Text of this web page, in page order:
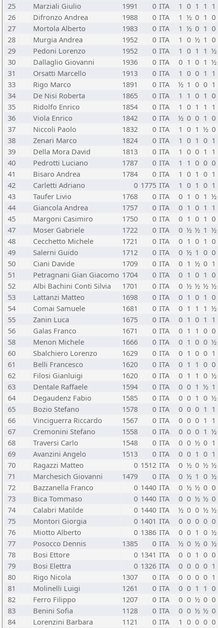
25
Marziali Giulio 1991 0 ITA 1 0 1 1 1
26
Difronzo Andrea 1988 0 ITA 1 ½ 0 1 0
27
Mortola Alberto 1983 0 ITA 1 ½ 0 1 0
28
Murgia Andrea 1952 0 ITA 1 0 ½ 1 0
29
Pedoni Lorenzo 1952 0 ITA 1 0 1 1 ½
30
Dallaglio Giovanni 1936 0 ITA 0 1 0 1 ½
31
Orsatti Marcello 1913 0 ITA 1 0 0 1 1
33
Rigo Marco 1891 0 ITA ½ 1 0 0 1
34
De Nisi Roberta 1865 0 ITA 1 1 0 1 0
35
Ridolfo Enrico 1854 0 ITA 1 0 1 1 1
36
Viola Enrico 1842 0 ITA ½ 0 0 1 0
37
Niccoli Paolo 1832 0 ITA 1 0 1 ½ 0
38
Zenari Marco 1824 0 ITA 1 0 1 0 1
39
Della Mora David 1813 0 ITA 1 0 0 1 1
40
Pedrotti Luciano 1787 0 ITA 1 1 0 0 0
41
Bisaro Andrea 1784 0 ITA 1 0 1 0 1
42
Carletti Adriano 0 1775 ITA 1 0 1 0 1
43
Taufer Livio 1768 0 ITA 0 1 0 1 ½
44
Giancola Andrea 1757 0 ITA 0 1 0 1 1
45
Margoni Casimiro 1750 0 ITA 0 1 0 1 0
47
Moser Gabriele 1722 0 ITA 0 ½ ½ 1 ½
48
Cecchetto Michele 1721 0 ITA 0 1 0 1 0
49
Salerni Guido 1712 0 ITA 0 ½ 1 0 0
50
Ciani Davide 1709 0 ITA 0 1 ½ 0 1
51
Petragnani Gian Giacomo 1704 0 ITA 0 1 0 1 0
52
Albi Bachini Conti Silvia 1701 0 ITA 0 ½ ½ ½ ½
53
Lattanzi Matteo 1698 0 ITA 0 1 0 1 0
54
Comai Samuele 1681 0 ITA 0 1 1 1 ½
55
Zanin Luca 1675 0 ITA 0 1 0 1 1
56
Galas Franco 1671 0 ITA 0 1 1 0 0
58
Menon Michele 1666 0 ITA 0 1 0 0 ½
60
Sbalchiero Lorenzo 1629 0 ITA 0 1 0 0 1
61
Belli Francesco 1620 0 ITA 0 1 1 0 0
62
Filosi Gianluigi 1620 0 ITA 0 1 1 0 ½
63
Dentale Raffaele 1594 0 ITA 0 0 1 ½ 1
64
Degaudenz Fabio 1585 0 ITA 0 0 1 0 ½
65
Bozio Stefano 1578 0 ITA 0 0 0 1 1
66
Vinciguerra Riccardo 1567 0 ITA 0 0 0 1 1
67
Cremonini Stefano 1558 0 ITA 0 0 0 1 ½
68
Traversi Carlo 1548 0 ITA 0 0 ½ 0 1
69
Avanzini Angelo 1513 0 ITA 0 0 1 0 1
70
Ragazzi Matteo 0 1512 ITA 0 ½ 0 ½ ½
71
Marchesich Giovanni 1479 0 ITA 0 ½ 1 0 ½
72
Bazzanella Franco 0 1440 ITA 0 ½ ½ 0 0
73
Bica Tommaso 0 1440 ITA 0 0 ½ ½ 0
74
Calabri Matilde 0 1440 ITA ½ 0 0 ½ ½
75
Montori Giorgia 0 1401 ITA 0 0 0 0 0
76
Miotto Alberto 0 1386 ITA 0 0 1 0 ½
77
Posocco Dennis 1385 0 ITA ½ 0 ½ 0 ½
78
Bosi Ettore 0 1341 ITA 0 0 1 0 0
79
Bosi Elettra 0 1326 ITA 0 0 0 0 1
80
Rigo Nicola 1307 0 ITA 0 0 0 0 1
81
Molinelli Luigi 1261 0 ITA 0 0 1 1 0
82
Ferro Filippo 1207 0 ITA 0 0 ½ 0 0
83
Benini Sofia 1128 0 ITA 0 0 ½ ½ 0
84
Lorenzini Barbara 1121 0 ITA 1 0 0 0 0